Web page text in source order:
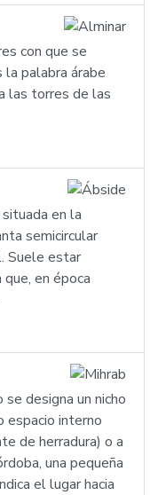
con que se
la palabra árabe
en la
semicircular
Suele estar
en época
espacio interno
de herradura) o a
una pequeña
el lugar hacia